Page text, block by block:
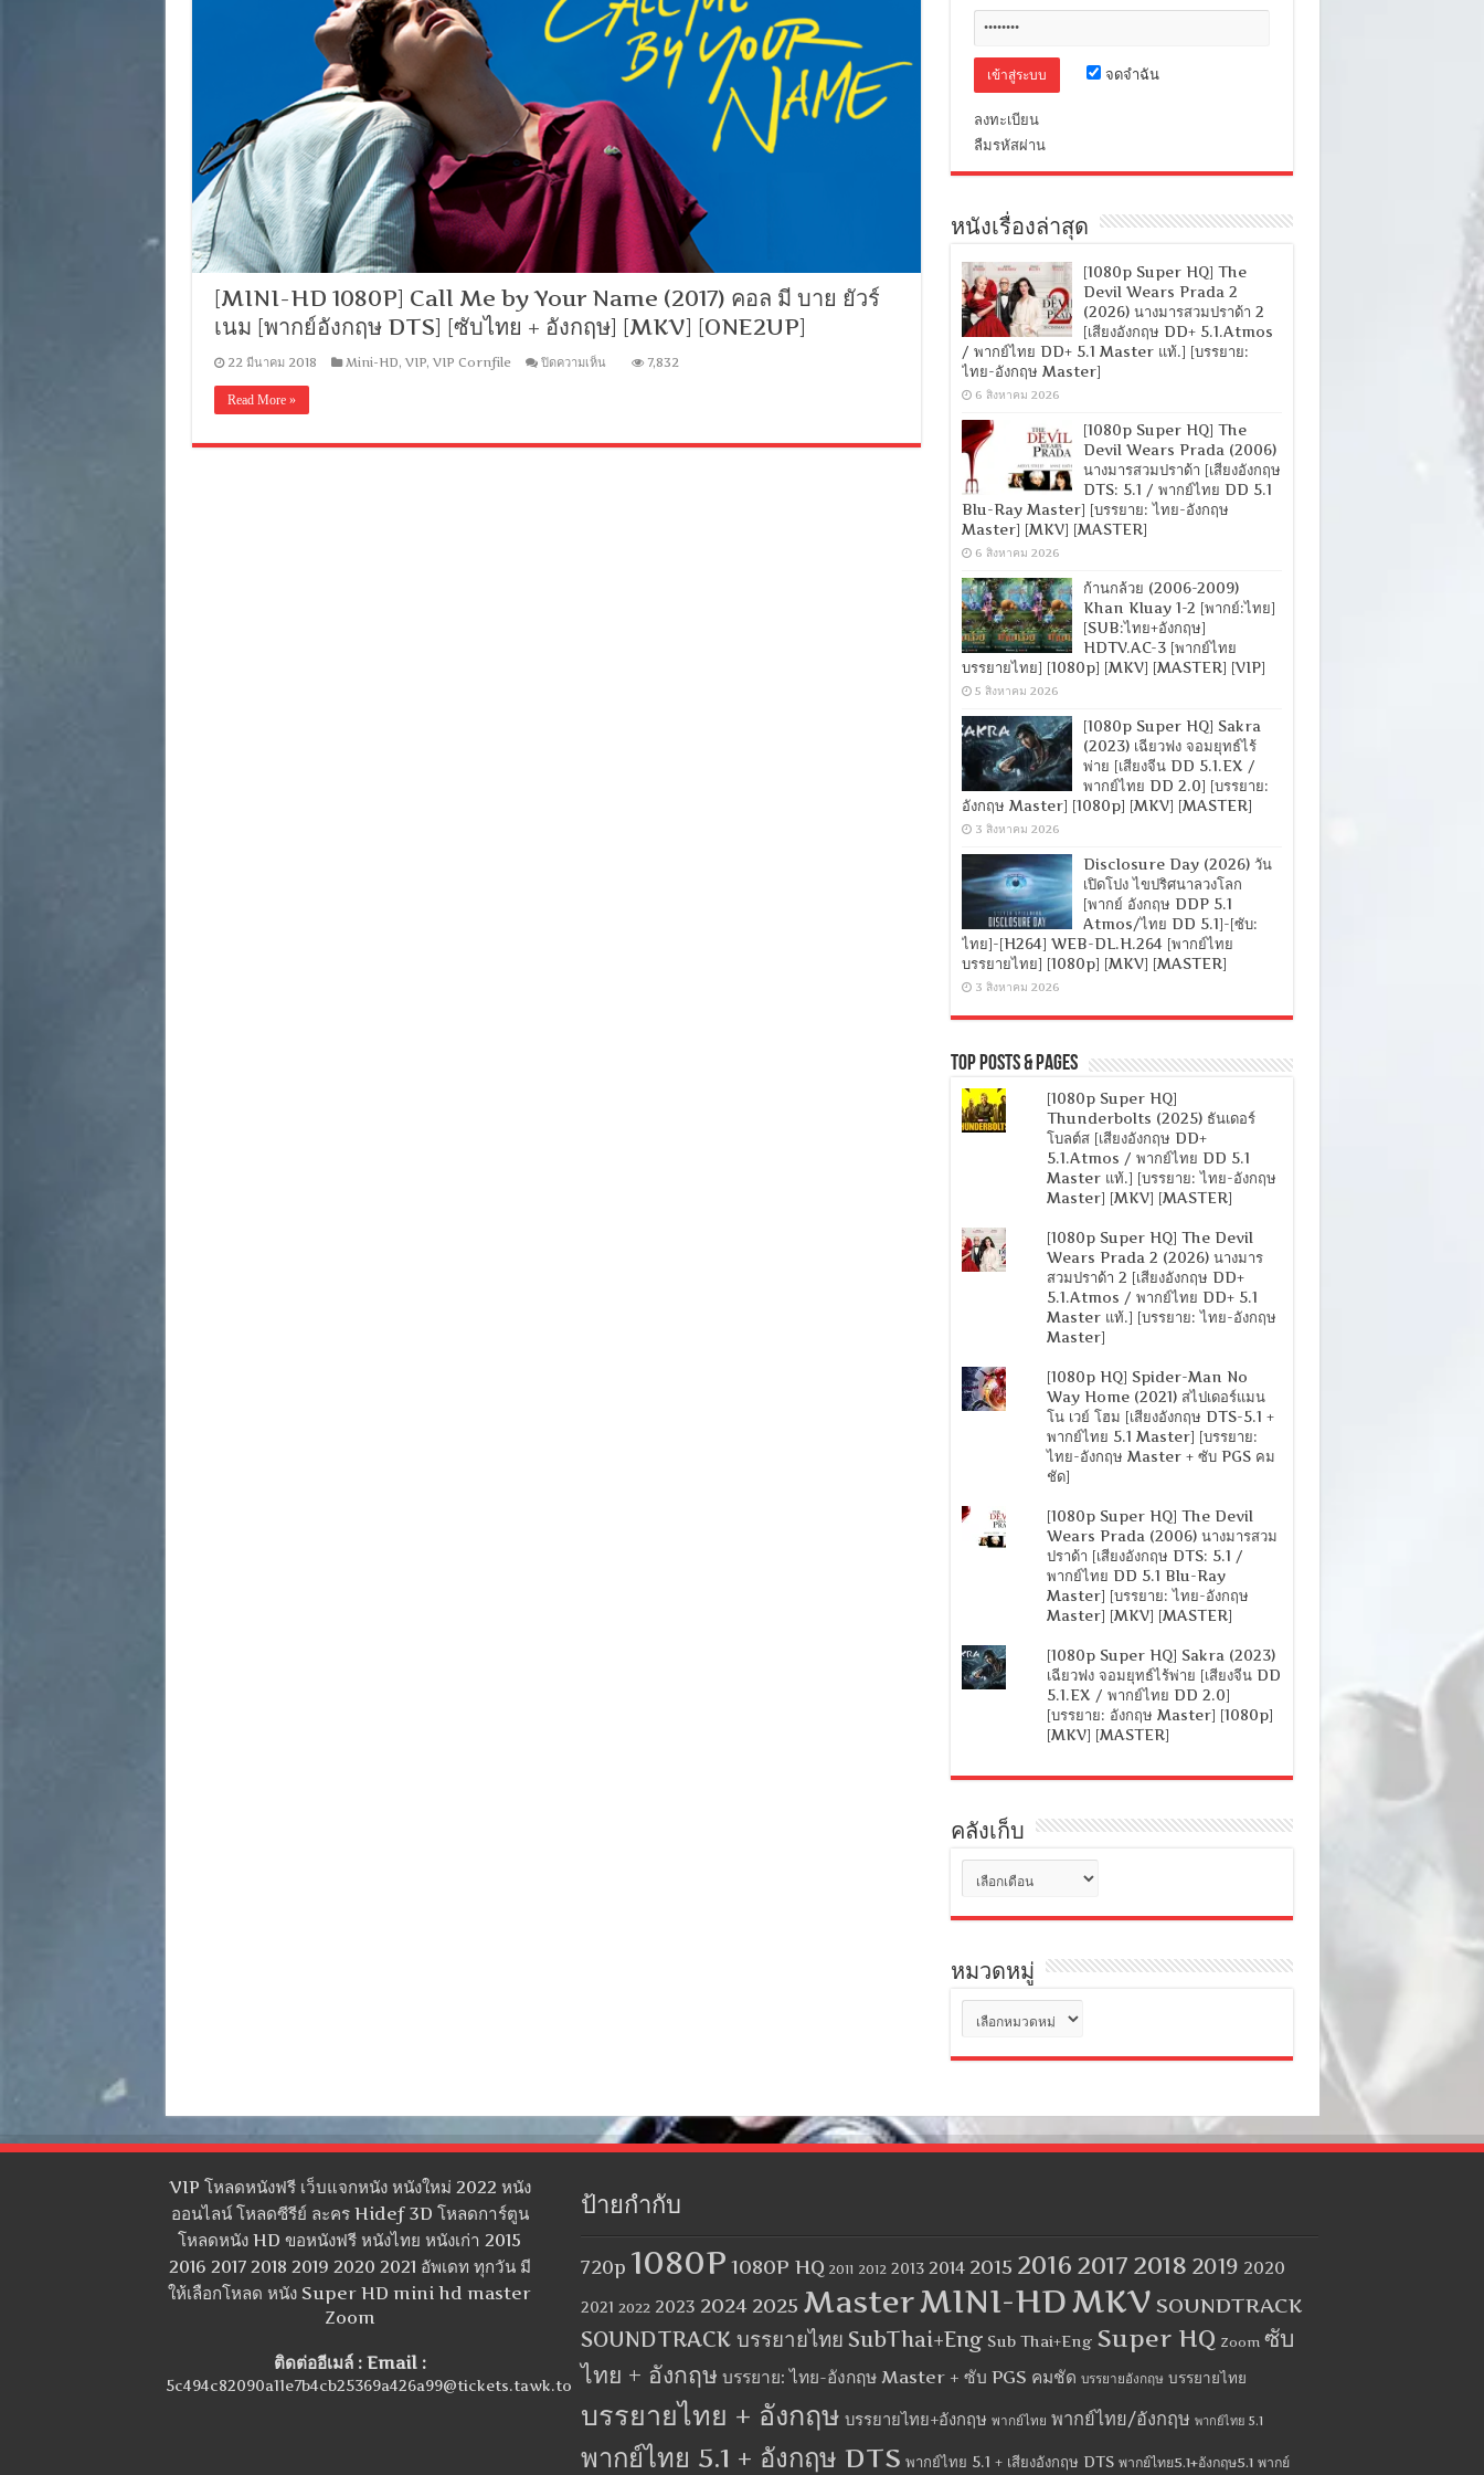
[MINI-HD 1080P] Call Me by Your Name (2017) คอล มี บาย ยัวร์
เนม [พากย์อังกฤษ DTS] [ซับไทย + อังกฤษ] [MKV] [ONE2UP]
22 มีนาคม 2018 Mini-HD, VIP, VIP Cornfile ปิดความเห็นบน
Me
7,832
Read More »
จดจำฉัน
ลงทะเบียน
ลืมรหัสผ่าน
หนังเรื่องล่าสุด
[1080p Super HQ] The
Devil Wears Prada 2
(2026) นางมารสวมปราด้า 2
[เสียงอังกฤษ DD+ 5.1.Atmos
/ พากย์ไทย DD+ 5.1 Master แท้.] [บรรยาย:
ไทย-อังกฤษ Master]
6 สิงหาคม 2026
[1080p Super HQ] The
Devil Wears Prada (2006)
นางมารสวมปราด้า [เสียงอังกฤษ
DTS: 5.1 / พากย์ไทย DD 5.1
Blu-Ray Master] [บรรยาย: ไทย-อังกฤษ
Master] [MKV] [MASTER]
6 สิงหาคม 2026
ก้านกล้วย (2006-2009)
Khan Kluay 1-2 [พากย์:ไทย]
[SUB:ไทย+อังกฤษ]
HDTV.AC-3 [พากย์ไทย
บรรยายไทย] [1080p] [MKV] [MASTER] [VIP]
5 สิงหาคม 2026
[1080p Super HQ] Sakra
(2023) เฉียวฟง จอมยุทธ์ไร้
พ่าย [เสียงจีน DD 5.1.EX /
พากย์ไทย DD 2.0] [บรรยาย:
อังกฤษ Master] [1080p] [MKV] [MASTER]
3 สิงหาคม 2026
Disclosure Day (2026) วัน
เปิดโปง ไขปริศนาลวงโลก
[พากย์ อังกฤษ DDP 5.1
Atmos/ไทย DD 5.1]-[ซับ:
ไทย]-[H264] WEB-DL.H.264 [พากย์ไทย
บรรยายไทย] [1080p] [MKV] [MASTER]
3 สิงหาคม 2026
Top Posts & Pages
[1080p Super HQ]
Thunderbolts (2025) ธันเดอร์
โบลต์ส [เสียงอังกฤษ DD+
5.1.Atmos / พากย์ไทย DD 5.1
Master แท้.] [บรรยาย: ไทย-อังกฤษ
Master] [MKV] [MASTER]
[1080p Super HQ] The Devil
Wears Prada 2 (2026) นางมาร
สวมปราด้า 2 [เสียงอังกฤษ DD+
5.1.Atmos / พากย์ไทย DD+ 5.1
Master แท้.] [บรรยาย: ไทย-อังกฤษ
Master]
[1080p HQ] Spider-Man No
Way Home (2021) สไปเดอร์แมน
โน เวย์ โฮม [เสียงอังกฤษ DTS-5.1 +
พากย์ไทย 5.1 Master] [บรรยาย:
ไทย-อังกฤษ Master + ซับ PGS คม
ชัด]
[1080p Super HQ] The Devil
Wears Prada (2006) นางมารสวม
ปราด้า [เสียงอังกฤษ DTS: 5.1 /
พากย์ไทย DD 5.1 Blu-Ray
Master] [บรรยาย: ไทย-อังกฤษ
Master] [MKV] [MASTER]
[1080p Super HQ] Sakra (2023)
เฉียวฟง จอมยุทธ์ไร้พ่าย [เสียงจีน DD
5.1.EX / พากย์ไทย DD 2.0]
[บรรยาย: อังกฤษ Master] [1080p]
[MKV] [MASTER]
คลังเก็บ
เก็บ
หมวดหมู่
หมู่
VIP โหลดหนังฟรี เว็บแจกหนัง หนังใหม่ 2022 หนัง
ออนไลน์ โหลดซีรีย์ ละคร Hidef 3D โหลดการ์ตูน
โหลดหนัง HD ขอหนังฟรี หนังไทย หนังเก่า 2015
2016 2017 2018 2019 2020 2021 อัพเดท ทุกวัน มี
ให้เลือกโหลด หนัง Super HD mini hd master
Zoom
ติดต่ออีเมล์ : Email :
5c494c82090a11e7b4cb25369a426a99@tickets.tawk.to
ป้ายกำกับ
720p 1080P 1080P HQ 2011 2012 2013 2014 2015 2016 2017 2018 2019 2020
2021 2022 2023 2024 2025 MasterMINI-HDMKV SOUNDTRACK
SOUNDTRACK บรรยายไทย SubThai+Eng Sub Thai+Eng Super HQ Zoom ซับ
ไทย + อังกฤษ บรรยาย: ไทย-อังกฤษ Master + ซับ PGS คมชัด บรรยายอังกฤษ บรรยายไทย
บรรยายไทย + อังกฤษ บรรยายไทย+อังกฤษ พากย์ไทย พากย์ไทย/อังกฤษ พากย์ไทย 5.1
พากย์ไทย 5.1 + อังกฤษ DTS พากย์ไทย 5.1 + เสียงอังกฤษ DTS พากย์ไทย5.1+อังกฤษ5.1 พากย์